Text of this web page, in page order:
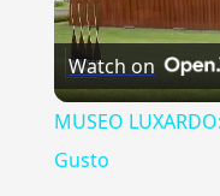
Watch on
MUSEO
Gusto